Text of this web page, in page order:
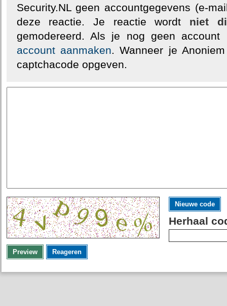
Security.NL geen accountgegevens (e-
deze reactie. Je reactie wordt niet
gemodereerd. Als je nog geen
account aanmaken. Wanneer je
captchacode opgeven.
Nieuwe code
Herhaal
Preview Reageren